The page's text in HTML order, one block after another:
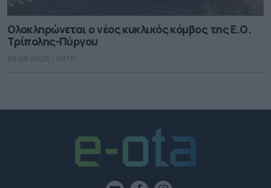
Ολοκληρώνεται ο νέος κυκλικός κόμβος της Ε.Ο.
Τρίπολης-Πύργου
09.08.2026 - 08.10